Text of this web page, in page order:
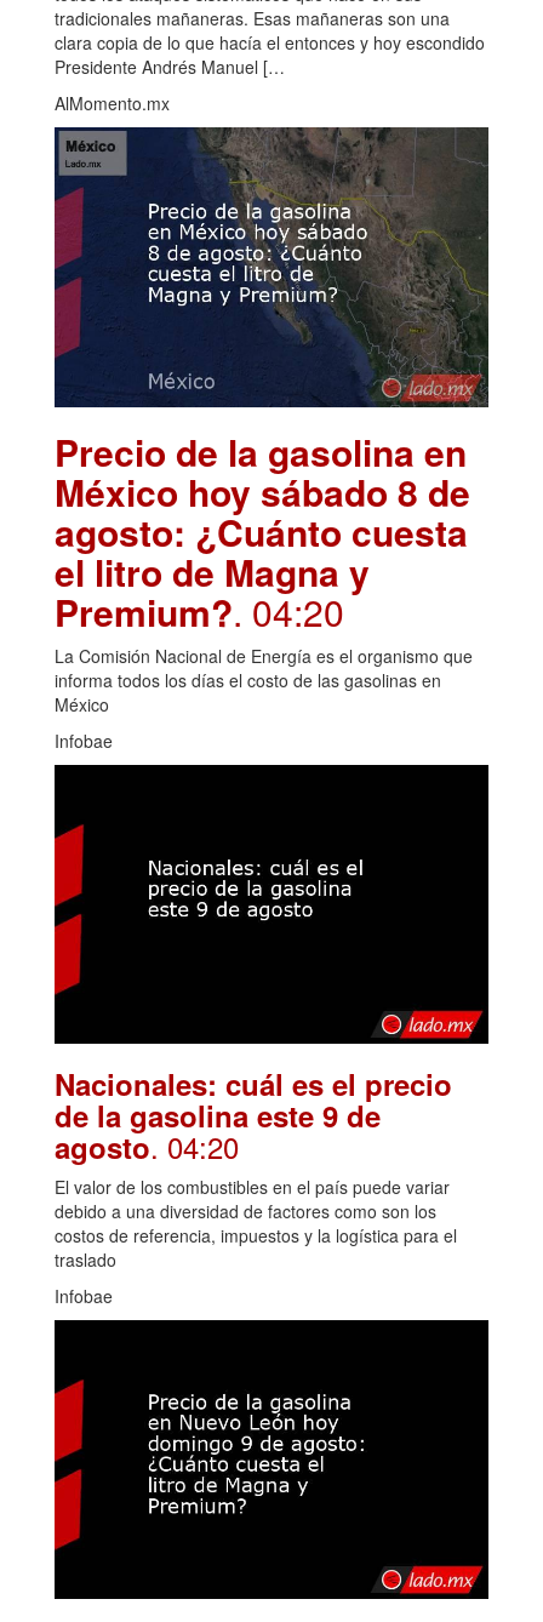
tradicionales mañaneras. Esas mañaneras son una
clara copia de lo que hacía el entonces y hoy escondido
Presidente Andrés Manuel […
AlMomento.mx
Precio de la gasolina en
México hoy sábado 8 de
agosto: ¿Cuánto cuesta
el litro de Magna y
Premium?. 04:20
La Comisión Nacional de Energía es el organismo que
informa todos los días el costo de las gasolinas en
México
Infobae
Nacionales: cuál es el precio
de la gasolina este 9 de
agosto. 04:20
El valor de los combustibles en el país puede variar
debido a una diversidad de factores como son los
costos de referencia, impuestos y la logística para el
traslado
Infobae